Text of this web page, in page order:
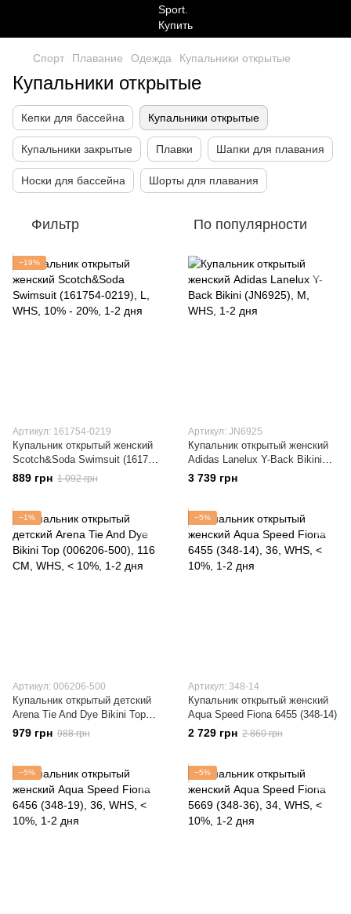
Спорт Плавание Одежда Купальники открытые
Купальники открытые
Кепки для бассейна Купальники открытые
Купальники закрытые Плавки Шапки для плавания
Носки для бассейна Шорты для плавания
Фильтр По популярности
−19%
Артикул: 161754-0219
Купальник открытый женский
Scotch&Soda Swimsuit (161754-
0219)
889 грн 1 092 грн
Артикул: JN6925
Купальник открытый женский
Adidas Lanelux Y-Back Bikini
(JN6925)
3 739 грн
−1%
Артикул: 006206-500
Купальник открытый детский
Arena Tie And Dye Bikini Top
(006206-500)
979 грн 988 грн
−5%
Артикул: 348-14
Купальник открытый женский
Aqua Speed Fiona 6455 (348-14)
2 729 грн 2 860 грн
−5% −5%